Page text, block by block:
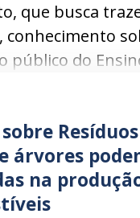
que busca
conhecimento
público do
Resíduos
árvores
na